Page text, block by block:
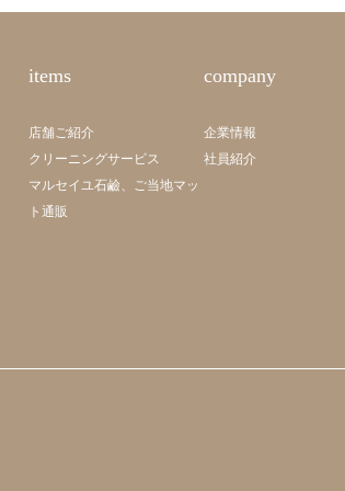
items
店舗ご紹介
クリーニングサービス
マルセイユ石鹼、ご当地マッ
ト通販
company
企業情報
社員紹介